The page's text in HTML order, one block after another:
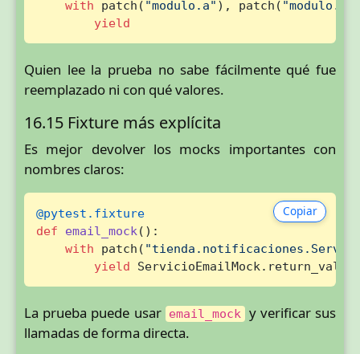
with patch( "modulo.a" ), patch( "modulo.b"
yield
Quien lee la prueba no sabe fácilmente qué fue
reemplazado ni con qué valores.
16.15 Fixture más explícita
Es mejor devolver los mocks importantes con
nombres claros:
Copiar
@pytest.fixture
def
email_mock ():
with patch(
yield ServicioEmailMock.return_value
La prueba puede usar email_mock y verificar sus
llamadas de forma directa.